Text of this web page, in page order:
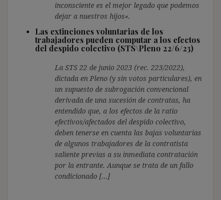
inconsciente es el mejor legado que podemos
dejar a nuestros hijos«.
Las extinciones voluntarias de los
trabajadores pueden computar a los efectos
del despido colectivo (STS\Pleno 22/6/23)
La STS 22 de junio 2023 (rec. 223/2022),
dictada en Pleno (y sin votos particulares), en
un supuesto de subrogación convencional
derivada de una sucesión de contratas, ha
entendido que, a los efectos de la ratio
efectivos/afectados del despido colectivo,
deben tenerse en cuenta las bajas voluntarias
de algunos trabajadores de la contratista
saliente previas a su inmediata contratación
por la entrante. Aunque se trata de un fallo
condicionado […]